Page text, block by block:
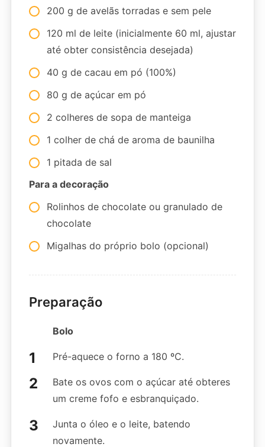
200 g de avelãs torradas e sem pele
120 ml de leite (inicialmente 60 ml, ajustar
até obter consistência desejada)
40 g de cacau em pó (100%)
80 g de açúcar em pó
2 colheres de sopa de manteiga
1 colher de chá de aroma de baunilha
1 pitada de sal
Para a decoração
Rolinhos de chocolate ou granulado de
chocolate
Migalhas do próprio bolo (opcional)
Preparação
Bolo
Pré-aquece o forno a 180 ºC.
Bate os ovos com o açúcar até obteres
um creme fofo e esbranquiçado.
Junta o óleo e o leite, batendo
novamente.